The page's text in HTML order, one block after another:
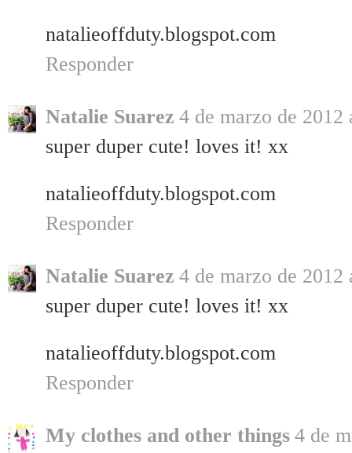
natalieoffduty.blogspot.com
Responder
Natalie Suarez 4 de marzo de 2012
super duper cute! loves it! xx
natalieoffduty.blogspot.com
Responder
Natalie Suarez 4 de marzo de 2012
super duper cute! loves it! xx
natalieoffduty.blogspot.com
Responder
My clothes and other things 4 de